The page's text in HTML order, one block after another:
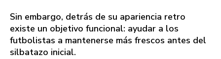
Sin embargo, detrás de su apariencia retro
existe un objetivo funcional: ayudar a los
futbolistas a mantenerse más frescos antes del
silbatazo inicial.